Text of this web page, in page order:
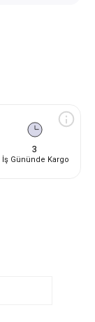
3
İş Gününde Kargo